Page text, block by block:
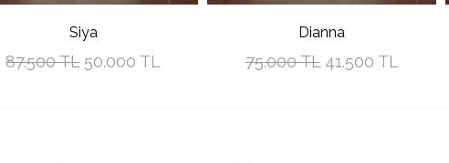
Siya
87.500 TL50.000 TL
Dianna
75.000 TL41.500 TL